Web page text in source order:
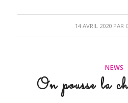
14 AVRIL 2020 PAR
NEWS
On pousse la